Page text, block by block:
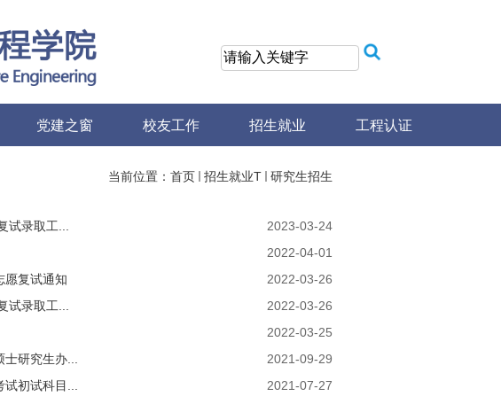
党建之窗 校友工作 招生就业 工程认证
当前位置： 首页 招生就业T 研究生招生
录取工...
2023-03-24
2022-04-01
愿复试通知
2022-03-26
录取工...
2022-03-26
2022-03-25
研究生办...
2021-09-29
初试科目...
2021-07-27